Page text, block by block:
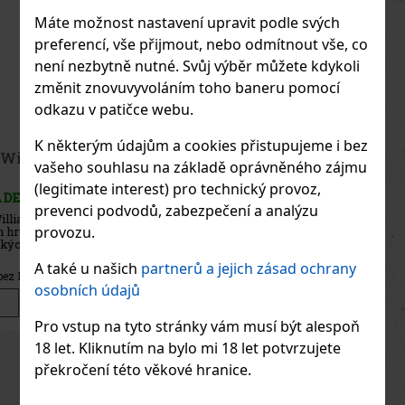
Máte možnost nastavení upravit podle svých
preferencí, vše přijmout, nebo odmítnout vše, co
není nezbytně nutné. Svůj výběr můžete kdykoli
změnit znovuvyvoláním toho baneru pomocí
odkazu v patičce webu.
K některým údajům a cookies přistupujeme i bez
vašeho souhlasu na základě oprávněného zájmu
(legitimate interest) pro technický provoz,
prevenci podvodů, zabezpečení a analýzu
provozu.
A také u našich partnerů a jejich zásad ochrany
osobních údajů
Pro vstup na tyto stránky vám musí být alespoň
18 let. Kliknutím na bylo mi 18 let potvrzujete
překročení této věkové hranice.
Emil Meruňkovice 0,1l 35%
SKLADEM(> 5 ks)
Emil Meruňkovice je rakouský ovocný destilát z ručně sbíraných,
sluncem zralých meruněk. Vyrábí se ze 100% rakouských surovin,
bez přidaného cukru a bez umělých aromat, aby co nejvěrněji
164Kč bez DPH 198 Kč
PreviousNext